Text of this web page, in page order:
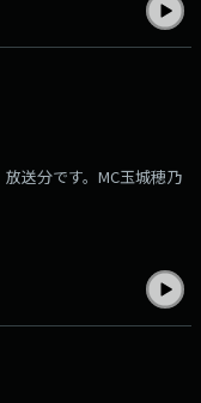
送分です。MC玉城穂乃